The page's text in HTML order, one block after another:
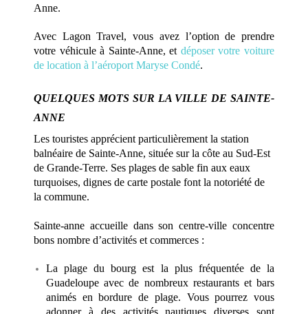
Anne.
Avec Lagon Travel, vous avez l’option de prendre
votre véhicule à Sainte-Anne, et déposer votre voiture
de location à l’aéroport Maryse Condé.
QUELQUES MOTS SUR LA VILLE DE SAINTE-
ANNE
Les touristes apprécient particulièrement la station
balnéaire de Sainte-Anne, située sur la côte au Sud-Est
de Grande-Terre. Ses plages de sable fin aux eaux
turquoises, dignes de carte postale font la notoriété de
la commune.
Sainte-anne accueille dans son centre-ville concentre
bons nombre d’activités et commerces :
La plage du bourg est la plus fréquentée de la
Guadeloupe avec de nombreux restaurants et bars
animés en bordure de plage. Vous pourrez vous
adonner à des activités nautiques diverses sont